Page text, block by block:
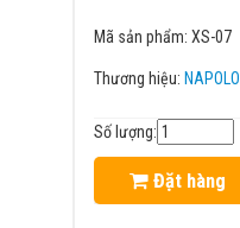
Mã sản phẩm: XS-07
Thương hiệu:
Số lượng:
Đặt hàng